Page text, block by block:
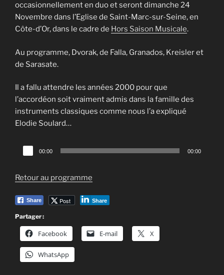
occasionnellement en duo et seront dimanche 24
Novembre dans l’Eglise de Saint-Marc-sur-Seine, en
Côte-d’Or, dans le cadre de Hors Saison Musicale.
Au programme, Dvorak, de Falla, Granados, Kreisler et
de Sarasate.
Il a fallu attendre les années 2000 pour que
l’accordéon soit vraiment admis dans la famille des
instruments classiques comme nous l’a expliqué
Elodie Soulard…
Lecteur
audio
00:00 00:00
Retour au programme
Share Post Share
Partager :
Facebook E-mail X
WhatsApp